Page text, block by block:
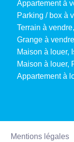
Appartement à
Parking / box à
Terrain à
Grange à
Maison à louer,
Maison à louer,
Appartement à
Mentions légales